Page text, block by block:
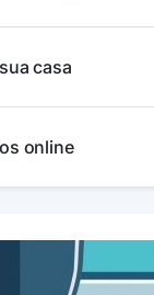
casa
online